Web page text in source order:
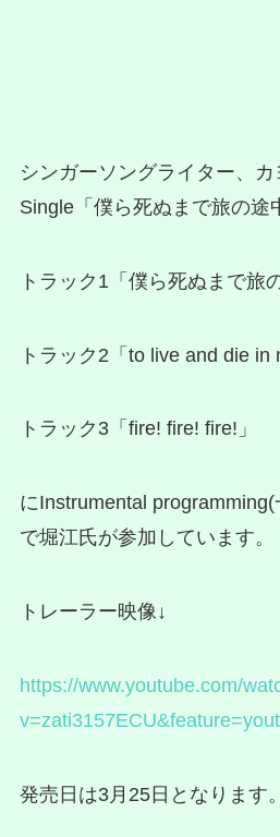
シンガーソングライター、
Single「僕ら死ぬまで旅の途
トラック1「僕ら死ぬまで旅
トラック2「to live and die in
トラック3「fire! fire! fire!」
にInstrumental
で堀江氏が参加しています。
トレーラー映像↓
https://www.youtube.com/
発売日は3月25日となります。